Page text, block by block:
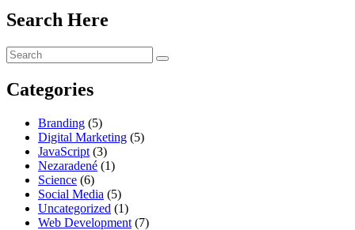
Search Here
Categories
Branding (5)
Digital Marketing (5)
JavaScript (3)
Nezaradené (1)
Science (6)
Social Media (5)
Uncategorized (1)
Web Development (7)